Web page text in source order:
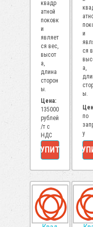
квадр
атной
поковк
и
являет
ся вес,
высот
а,
длина
сторон
ы.
Цена:
135000
рублей
/т с
НДС
КУПИТЬ
и
ся
а,
ы.
по
у